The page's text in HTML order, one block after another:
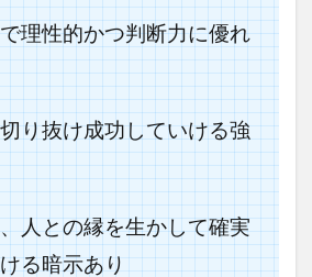
理性的かつ判断力に優れ
り抜け成功していける強
人との縁を生かして確実
る暗示あり